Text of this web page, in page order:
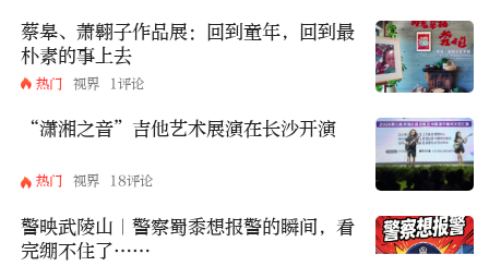
蔡皋、萧翱子作品展：回到童年，回到最
朴素的事上去
热门 视界 1评论
“潇湘之音”吉他艺术展演在长沙开演
热门 视界 18评论
警映武陵山｜警察蜀黍想报警的瞬间，看
完绷不住了……